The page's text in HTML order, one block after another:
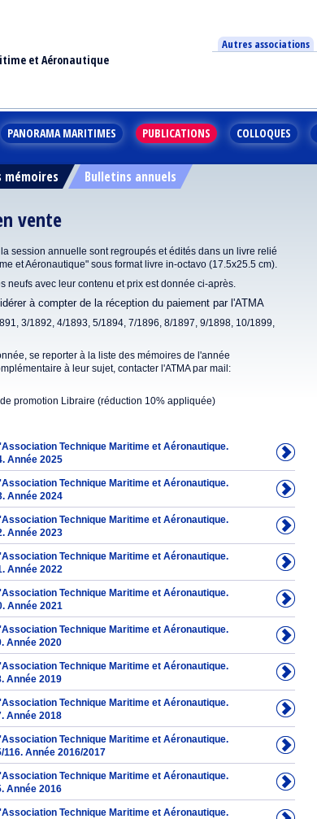
et Aéronautique
Autres associations
PANORAMA MARITIMES PUBLICATIONS COLLOQUES
mémoires Bulletins annuels
vente
session annuelle sont regroupés et édités dans un livre relié
et Aéronautique" sous format livre in-octavo (17.5x25.5 cm).
neufs avec leur contenu et prix est donnée ci-après.
à compter de la réception du paiement par l'ATMA
3/1892, 4/1893, 5/1894, 7/1896, 8/1897, 9/1898, 10/1899,
se reporter à la liste des mémoires de l'année
à leur sujet, contacter l'ATMA par mail:
promotion Libraire (réduction 10% appliquée)
Technique Maritime et Aéronautique.
Année 2025
Technique Maritime et Aéronautique.
Année 2024
Technique Maritime et Aéronautique.
Année 2023
Technique Maritime et Aéronautique.
Année 2022
Technique Maritime et Aéronautique.
Année 2021
Technique Maritime et Aéronautique.
Année 2020
Technique Maritime et Aéronautique.
Année 2019
Technique Maritime et Aéronautique.
Année 2018
Technique Maritime et Aéronautique.
116. Année 2016/2017
Technique Maritime et Aéronautique.
Année 2016
Technique Maritime et Aéronautique.